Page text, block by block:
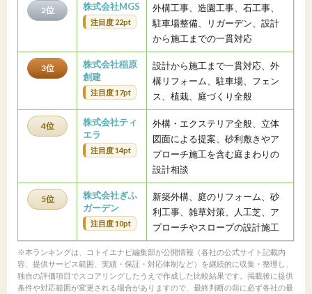
2位 株式会社MGS
注目度 22pt
外構工事、造園工事、石工事、
駐車場整備、リガーデン、設計
から施工までの一貫対応
3位
株式会社稲原
創建
注目度 17pt
設計から施工まで一貫対応、外
構リフォーム、駐車場、フェン
ス、植栽、庭づくり全般
4位
株式会社ティ
エラ
注目度 14pt
外構・エクステリア全般、立体
図面による提案、砂利敷きやア
プローチ施工を含む庭まわりの
設計相談
5位
株式会社ぎふ
ガーデン
注目度 10pt
新築外構、庭のリフォーム、砂
利工事、雑草対策、人工芝、ア
プローチやスロープの設計施工
※本ランキングは、コトイエナビ編集部が公開情報（各社の公式サイト記載内
容、提供サービス範囲、実績・保証・対応体制など）を継続的に収集・整理し、
独自の評価項目でスコアリングしたうえで作成した比較結果です。掲載後に提供
条件や対応範囲が変更される場合がありますので、最終判断の前に必ず各社の最